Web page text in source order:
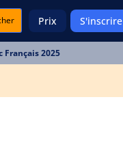
Prix S'inscrire
Français 2025